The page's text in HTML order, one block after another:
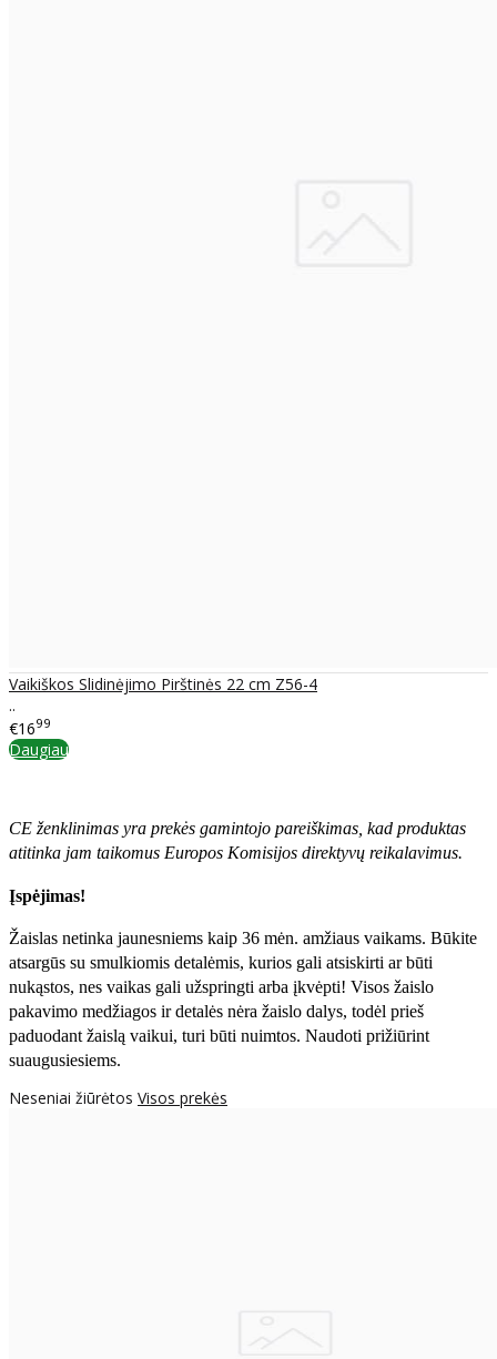
Vaikiškos Slidinėjimo Pirštinės 22 cm Z56-4
..
€1699
Daugiau
CE ženklinimas yra prekės gamintojo pareiškimas, kad produktas
atitinka jam taikomus Europos Komisijos direktyvų reikalavimus.
Įspėjimas!
Žaislas netinka jaunesniems kaip 36 mėn. amžiaus vaikams. Būkite
atsargūs su smulkiomis detalėmis, kurios gali atsiskirti ar būti
nukąstos, nes vaikas gali užspringti arba įkvėpti! Visos žaislо
pakavimo medžiagos ir detalės nėra žaislo dalys, todėl prieš
paduodant žaislą vaikui, turi būti nuimtos. Naudoti prižiūrint
suaugusiesiems.
Neseniai žiūrėtos Visos prekės